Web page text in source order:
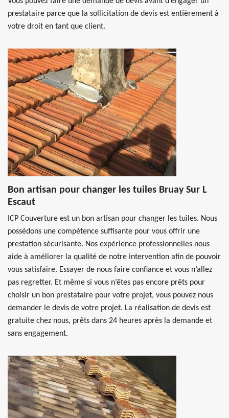
prestataire parce que la sollicitation de devis est entièrement à
votre droit en tant que client.
Bon artisan pour changer les tuiles Bruay Sur L
Escaut
ICP Couverture est un bon artisan pour changer les tuiles. Nous
possédons une compétence suffisante pour vous offrir une
prestation sécurisante. Nos expérience professionnelles nous
aide à améliorer la qualité de notre intervention afin de pouvoir
vous satisfaire. Essayer de nous faire confiance et vous n’allez
pas regretter. Et même si vous n’êtes pas encore prêts pour
choisir un bon prestataire pour votre projet, vous pouvez nous
demander le devis de votre projet. La réalisation de devis est
gratuite chez nous, prêts dans 24 heures après la demande et
sans engagement.